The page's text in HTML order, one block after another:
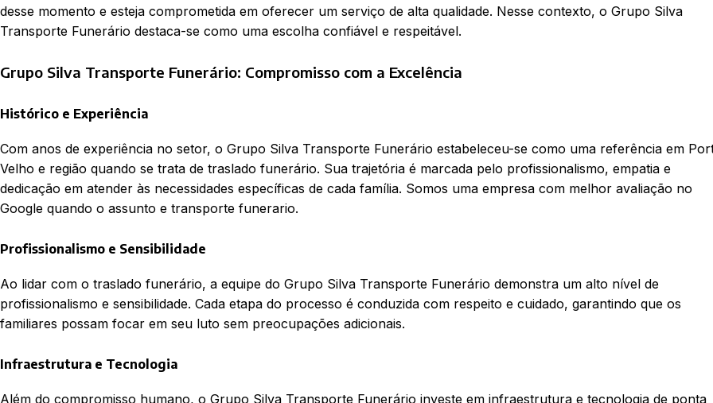
desse momento e esteja comprometida em oferecer um serviço de alta qualidade. Nesse contexto, o Grupo Silva
Transporte Funerário destaca-se como uma escolha confiável e respeitável.
Grupo Silva Transporte Funerário: Compromisso com a Excelência
Histórico e Experiência
Com anos de experiência no setor, o Grupo Silva Transporte Funerário estabeleceu-se como uma referência em
Velho e região quando se trata de traslado funerário. Sua trajetória é marcada pelo profissionalismo, empatia e
dedicação em atender às necessidades específicas de cada família. Somos uma empresa com melhor avaliação no
Google quando o assunto e transporte funerario.
Profissionalismo e Sensibilidade
Ao lidar com o traslado funerário, a equipe do Grupo Silva Transporte Funerário demonstra um alto nível de
profissionalismo e sensibilidade. Cada etapa do processo é conduzida com respeito e cuidado, garantindo que os
familiares possam focar em seu luto sem preocupações adicionais.
Infraestrutura e Tecnologia
Além do compromisso humano, o Grupo Silva Transporte Funerário investe em infraestrutura e tecnologia de ponta